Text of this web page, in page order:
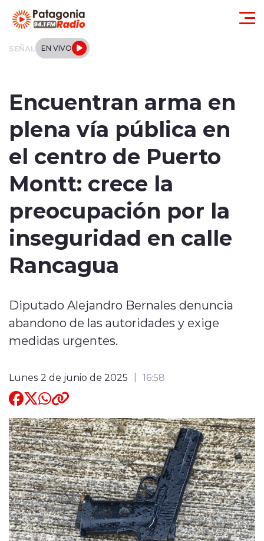
SEÑAL EN VIVO
modo claro
Encuentran arma en
plena vía pública en
el centro de Puerto
Montt: crece la
preocupación por la
inseguridad en calle
Rancagua
Diputado Alejandro Bernales denuncia
abandono de las autoridades y exige
medidas urgentes.
Lunes 2 de junio de 2025 16:58